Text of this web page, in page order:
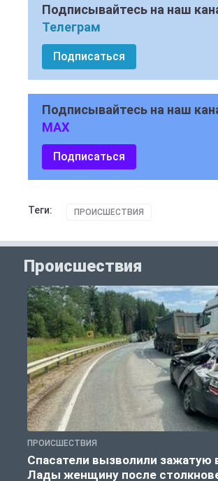
Подписывайтесь на наш
Телеграм
Подписаться
Подписывайтесь на наш
MAX
Подписаться
Теги: ПРОИСШЕСТВИЯ
Происшествия
ПРОИСШЕСТВИЯ
Спасатели вызволили зажатую
Лады женщину после